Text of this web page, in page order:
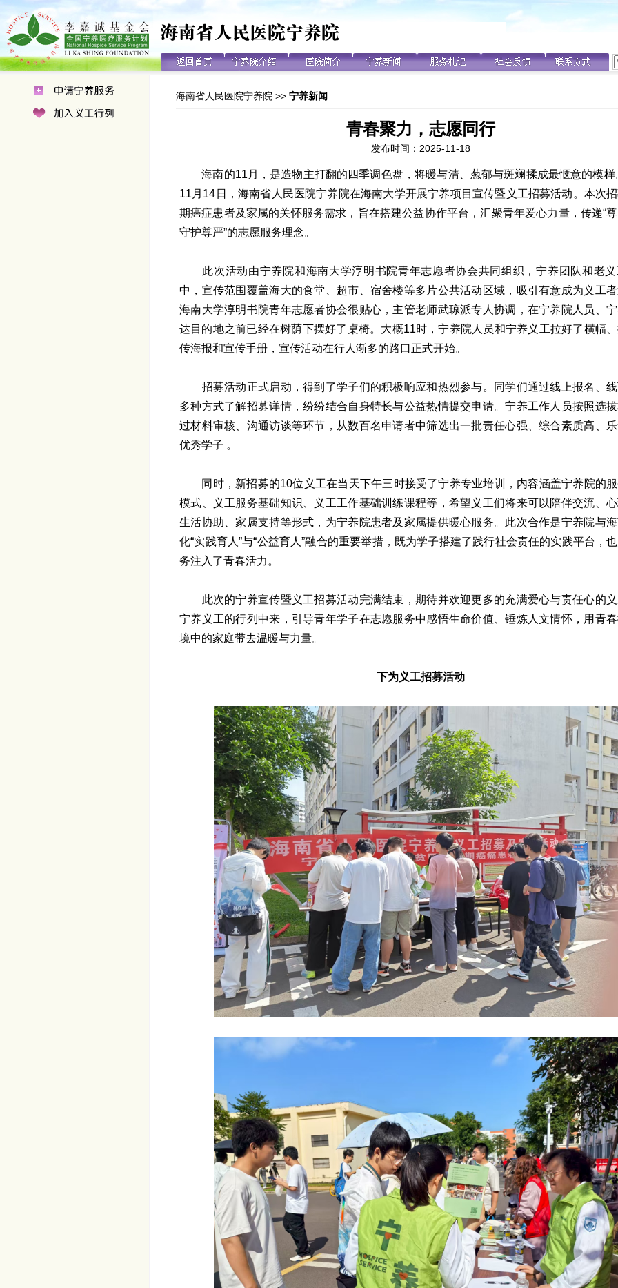
海南省人民医院宁养院 >> 宁养新闻
青春聚力，志愿同行
发布时间： 2025-11-18
海南的11月，是造物主打翻的四季调色盘，将暖与清、葱郁与斑斓揉成最惬意的模样
11月14日，海南省人民医院宁养院在海南大学开展宁养项目宣传暨义工招募活动。本次
期癌症患者及家属的关怀服务需求，旨在搭建公益协作平台，汇聚青年爱心力量，传递“
守护尊严”的志愿服务理念。
此次活动由宁养院和海南大学淳明书院青年志愿者协会共同组织，宁养团队和老
中，宣传范围覆盖海大的食堂、超市、宿舍楼等多片公共活动区域，吸引有意成为义工
海南大学淳明书院青年志愿者协会很贴心，主管老师武琼派专人协调，在宁养院人员、
达目的地之前已经在树荫下摆好了桌椅。大概11时，宁养院人员和宁养义工拉好了横幅
传海报和宣传手册，宣传活动在行人渐多的路口正式开始。
招募活动正式启动，得到了学子们的积极响应和热烈参与。同学们通过线上报名、
多种方式了解招募详情，纷纷结合自身特长与公益热情提交申请。宁养工作人员按照选
过材料审核、沟通访谈等环节，从数百名申请者中筛选出一批责任心强、综合素质高、
优秀学子 。
同时，新招募的10位义工在当天下午三时接受了宁养专业培训，内容涵盖宁养院的
模式、义工服务基础知识、义工工作基础训练课程等，希望义工们将来可以陪伴交流、
生活协助、家属支持等形式，为宁养院患者及家属提供暖心服务。此次合作是宁养院与
化“实践育人”与“公益育人”融合的重要举措，既为学子搭建了践行社会责任的实践平台，
务注入了青春活力。
此次的宁养宣传暨义工招募活动完满结束，期待并欢迎更多的充满爱心与责任心的
宁养义工的行列中来，引导青年学子在志愿服务中感悟生命价值、锤炼人文情怀，用青
境中的家庭带去温暖与力量。
下为义工招募活动